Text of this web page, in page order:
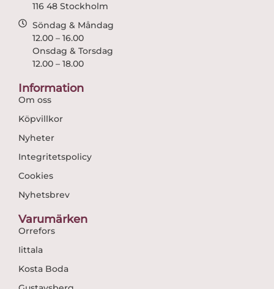
116 48 Stockholm
Söndag & Måndag
12.00 – 16.00
Onsdag & Torsdag
12.00 – 18.00
Information
Om oss
Köpvillkor
Nyheter
Integritetspolicy
Cookies
Nyhetsbrev
Varumärken
Orrefors
Iittala
Kosta Boda